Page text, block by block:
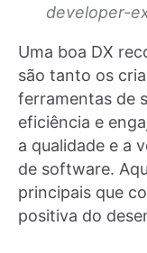
developer-
Uma boa DX
são tanto os
ferramentas de
eficiência e
a qualidade e a
de software.
principais que
positiva do